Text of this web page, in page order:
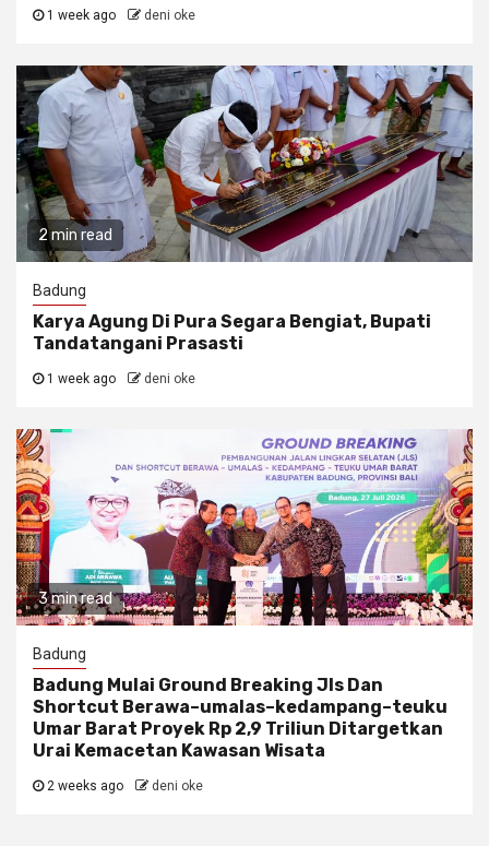
1 week ago deni oke
2 min read
Badung
Karya Agung Di Pura Segara Bengiat, Bupati
Tandatangani Prasasti
1 week ago deni oke
3 min read
Badung
Badung Mulai Ground Breaking Jls Dan
Shortcut Berawa–umalas–kedampang–teuku
Umar Barat Proyek Rp 2,9 Triliun Ditargetkan
Urai Kemacetan Kawasan Wisata
2 weeks ago deni oke